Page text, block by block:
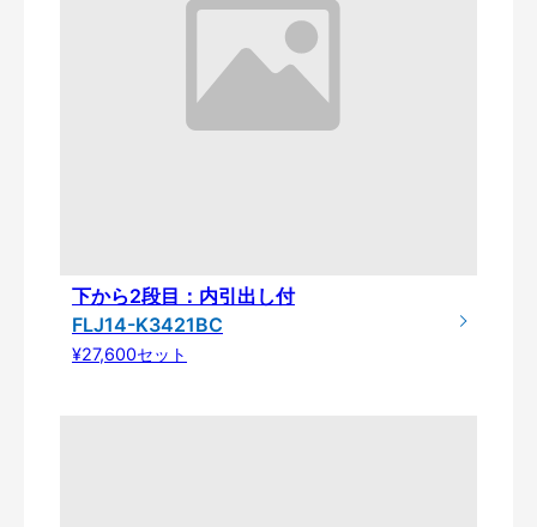
下から2段目：内引出し付
FLJ14-K3421BC
¥27,600セット